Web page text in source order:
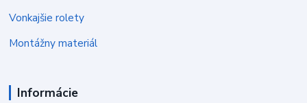
Vonkajšie rolety
Montážny materiál
Informácie